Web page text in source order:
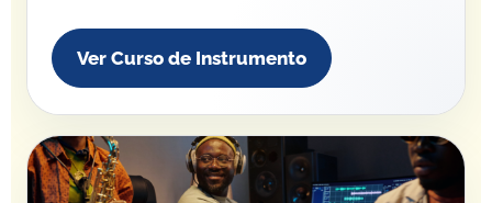
Ver Curso de Instrumento